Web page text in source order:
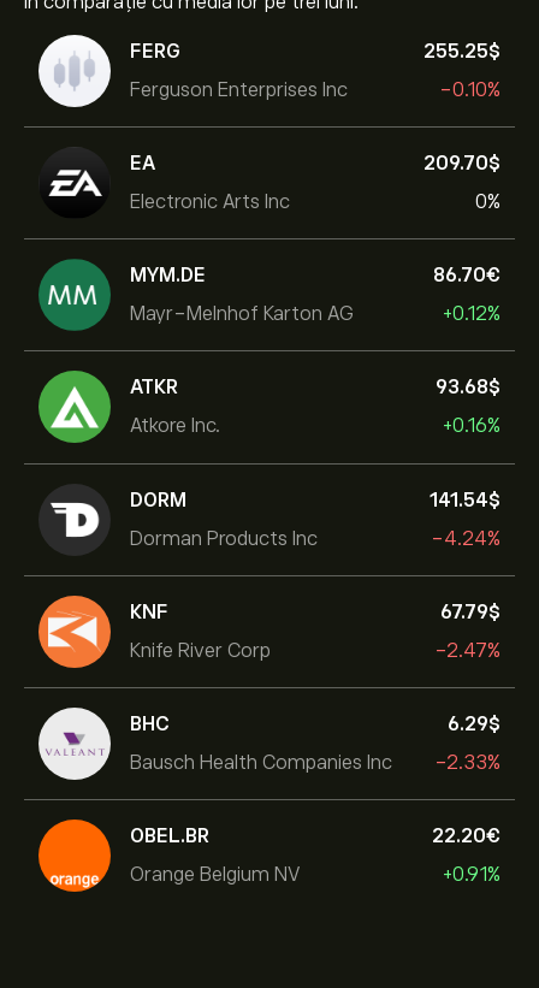
FERG
Ferguson Enterprises Inc
255.25‎$‎
-0.10%
EA
Electronic Arts Inc
209.70‎$‎
0%
MYM.DE
Mayr-Melnhof Karton AG
86.70‎€‎
+0.12%
ATKR
Atkore Inc.
93.68‎$‎
+0.16%
DORM
Dorman Products Inc
141.54‎$‎
-4.24%
KNF
Knife River Corp
67.79‎$‎
-2.47%
BHC
Bausch Health Companies Inc
6.29‎$‎
-2.33%
OBEL.BR
Orange Belgium NV
22.20‎€‎
+0.91%